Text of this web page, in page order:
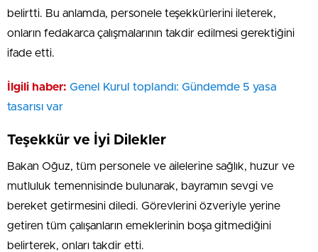
belirtti. Bu anlamda, personele teşekkürlerini ileterek,
onların fedakarca çalışmalarının takdir edilmesi gerektiğini
ifade etti.
İlgili haber: Genel Kurul toplandı: Gündemde 5 yasa
tasarısı var
Teşekkür ve İyi Dilekler
Bakan Oğuz, tüm personele ve ailelerine sağlık, huzur ve
mutluluk temennisinde bulunarak, bayramın sevgi ve
bereket getirmesini diledi. Görevlerini özveriyle yerine
getiren tüm çalışanların emeklerinin boşa gitmediğini
belirterek, onları takdir etti.